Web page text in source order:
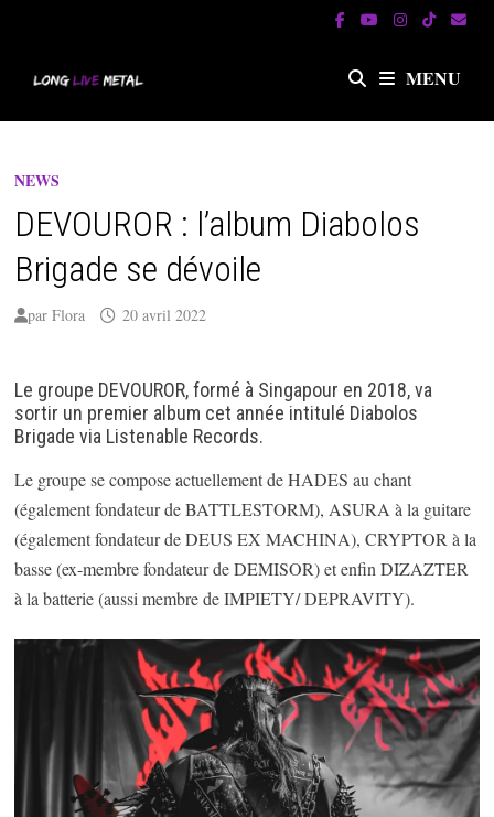
MENU
NEWS
DEVOUROR : l’album Diabolos
Brigade se dévoile
parFlora 20 avril 2022
Le groupe DEVOUROR, formé à Singapour en 2018, va
sortir un premier album cet année intitulé Diabolos
Brigade via Listenable Records.
Le groupe se compose actuellement de HADES au chant
(également fondateur de BATTLESTORM), ASURA à la guitare
(également fondateur de DEUS EX MACHINA), CRYPTOR à la
basse (ex-membre fondateur de DEMISOR) et enfin DIZAZTER
à la batterie (aussi membre de IMPIETY/ DEPRAVITY).